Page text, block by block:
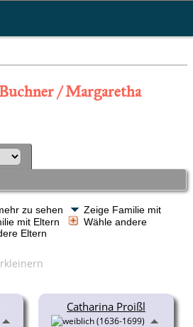
/ Margaretha
zu sehen
Zeige Familie mit
mit Eltern
Wähle andere
Eltern
Catharina Proißl
(1636-1699)